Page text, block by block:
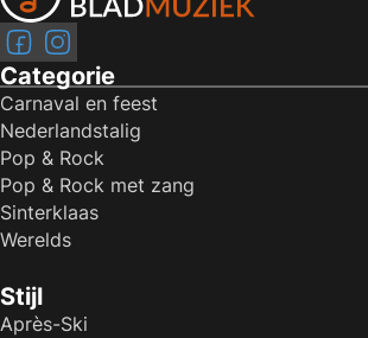
Volg ons op Diverse artiesten
Volg ons op Diverse artiesten
Categorie
Carnaval en feest
Nederlandstalig
Pop & Rock
Pop & Rock met zang
Sinterklaas
Werelds
Stijl
Après-Ski